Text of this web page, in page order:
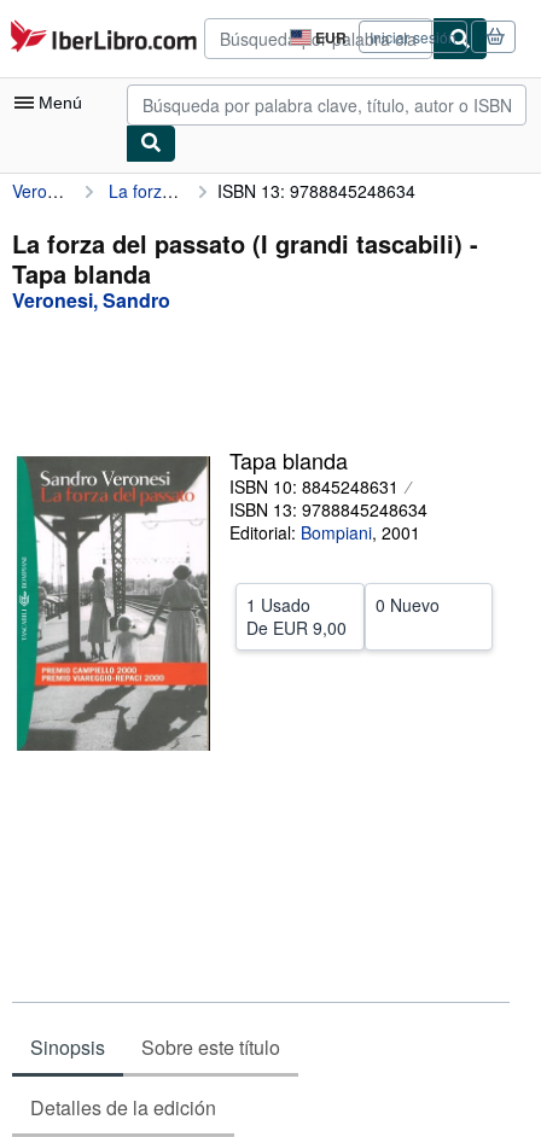
Pasar al contenido principal
IberLibro.com EUR
Preferencias
de
compra
del
Iniciar sesión
Menú
Mi cuenta
Consultar mis pedidos
Búsqueda avanzada
Comenzar a vender
Ayuda
Veronesi, Sandro La forza del passato (I grandi tascabili) ISBN 13: 9788845248634
La forza del passato (I grandi tascabili) -
Tapa blanda
Veronesi, Sandro
Tapa blanda
ISBN 10: 8845248631
ISBN 13: 9788845248634
Editorial: Bompiani, 2001
1 Usado
De EUR 9,00
0 Nuevo
Sinopsis Sobre este título
Detalles de la edición